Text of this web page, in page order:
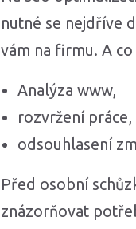
nutné se nejdříve
vám na firmu. A
Analýza www,
rozvržení práce,
odsouhlasení
Před osobní
znázorňovat